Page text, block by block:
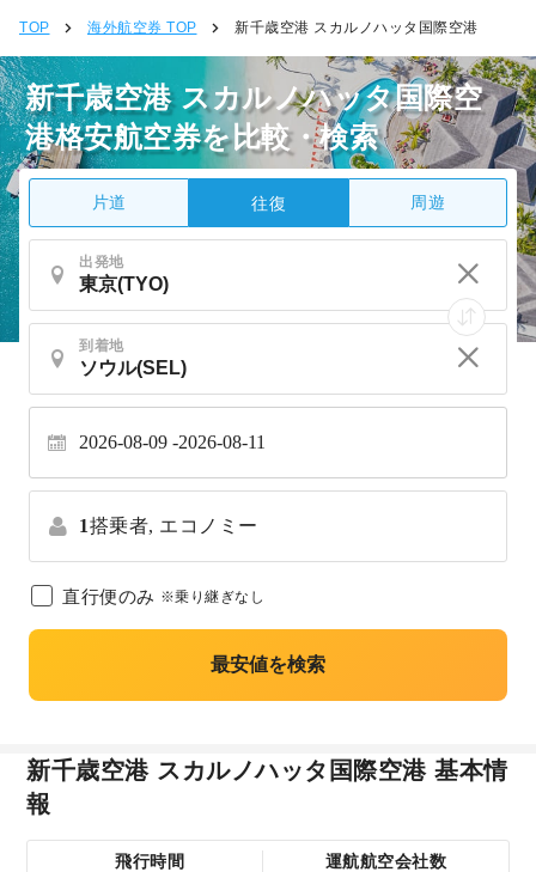
TOP 海外航空券 TOP 新千歳空港 スカルノハッタ国際空港
新千歳空港 スカルノハッタ国際空
港格安航空券を比較・検索
片道 往復 周遊
出発地
到着地
2026-08-09 2026-08-11
1搭乗者, エコノミー
直行便のみ ※乗り継ぎなし
最安値を検索
新千歳空港 スカルノハッタ国際空港 基本情
報
飛行時間
運航航空会社数